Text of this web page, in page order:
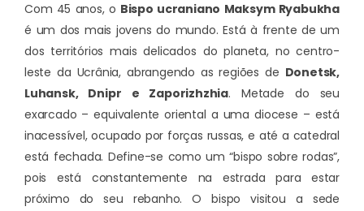
Com 45 anos, o Bispo ucraniano Maksym Ryabukha
é um dos mais jovens do mundo. Está à frente de um
dos territórios mais delicados do planeta, no centro-
leste da Ucrânia, abrangendo as regiões de Donetsk,
Luhansk, Dnipr e Zaporizhzhia. Metade do seu
exarcado – equivalente oriental a uma diocese – está
inacessível, ocupado por forças russas, e até a catedral
está fechada. Define-se como um “bispo sobre rodas”,
pois está constantemente na estrada para estar
próximo do seu rebanho. O bispo visitou a sede